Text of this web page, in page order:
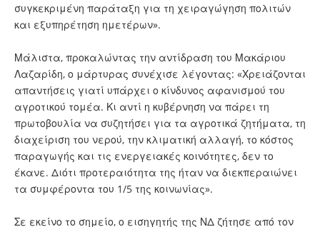
συγκεκριμένη παράταξη για τη χειραγώγηση πολιτών
και εξυπηρέτηση ημετέρων».
Μάλιστα, προκαλώντας την αντίδραση του Μακάριου
Λαζαρίδη, ο μάρτυρας συνέχισε λέγοντας: «Χρειάζονται
απαντήσεις γιατί υπάρχει ο κίνδυνος αφανισμού του
αγροτικού τομέα. Κι αντί η κυβέρνηση να πάρει τη
πρωτοβουλία να συζητήσει για τα αγροτικά ζητήματα, τη
διαχείριση του νερού, την κλιματική αλλαγή, το κόστος
παραγωγής και τις ενεργειακές κοινότητες, δεν το
έκανε. Διότι προτεραιότητα της ήταν να διεκπεραιώνει
τα συμφέροντα του 1/5 της κοινωνίας».
Σε εκείνο το σημείο, ο εισηγητής της ΝΔ ζήτησε από τον